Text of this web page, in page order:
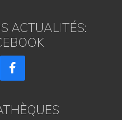
ACTUALITÉS: